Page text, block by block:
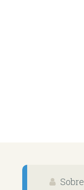
Sobre